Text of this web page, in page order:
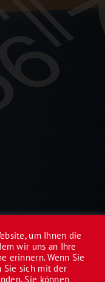
um Ihnen die
wir uns an Ihre
erinnern. Wenn Sie
Sie sich mit der
Sie können